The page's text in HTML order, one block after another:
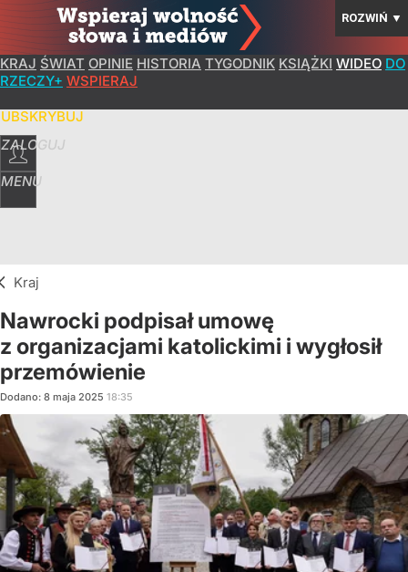
ROZWIŃ ▼
KRAJ ŚWIAT OPINIE HISTORIA TYGODNIK KSIĄŻKI WIDEO DO
RZECZY+ WSPIERAJ
ZALOGUJ
MENU
Kraj
Nawrocki podpisał umowę
z organizacjami katolickimi i wygłosił
przemówienie
Dodano: 8 maja 2025 18:35